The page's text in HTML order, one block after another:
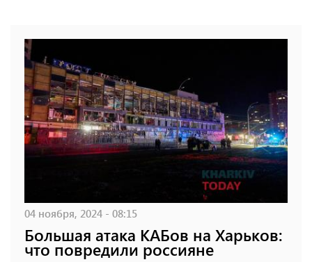
04 ноября, 2024 - 08:15
Большая атака КАБов на Харьков:
что повредили россияне